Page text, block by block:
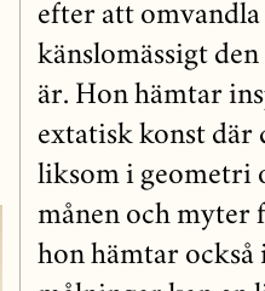
efter att
känslomässigt
är. Hon hämtar
extatisk konst där
liksom i geometri
månen och myter
hon hämtar också